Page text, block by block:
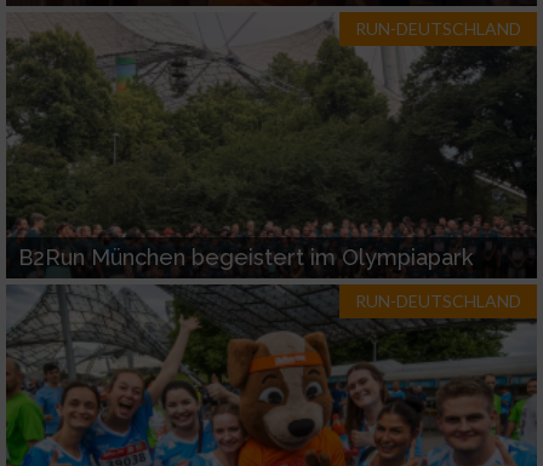
RUN-DEUTSCHLAND
B2Run München begeistert im Olympiapark
RUN-DEUTSCHLAND